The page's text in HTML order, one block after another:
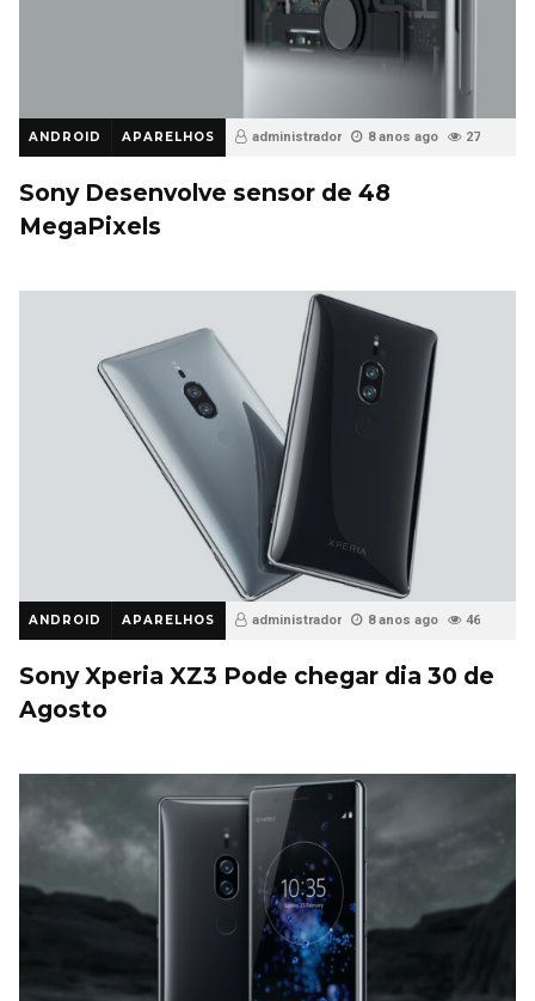
ANDROID APARELHOS administrador 8 anos ago 27
Sony Desenvolve sensor de 48
MegaPixels
ANDROID APARELHOS administrador 8 anos ago 46
Sony Xperia XZ3 Pode chegar dia 30 de
Agosto